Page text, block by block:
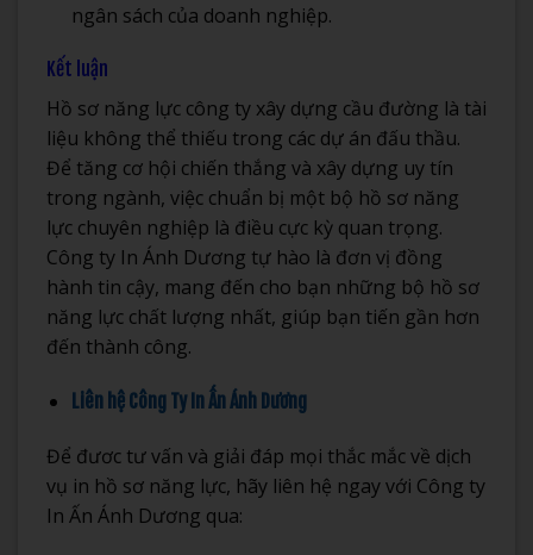
ngân sách của doanh nghiệp.
Kết luận
Hồ sơ năng lực công ty xây dựng cầu đường là tài
liệu không thể thiếu trong các dự án đấu thầu.
Để tăng cơ hội chiến thắng và xây dựng uy tín
trong ngành, việc chuẩn bị một bộ hồ sơ năng
lực chuyên nghiệp là điều cực kỳ quan trọng.
Công ty In Ánh Dương tự hào là đơn vị đồng
hành tin cậy, mang đến cho bạn những bộ hồ sơ
năng lực chất lượng nhất, giúp bạn tiến gần hơn
đến thành công.
Liên hệ Công Ty In Ấn Ánh Dương
Để đươc tư vấn và giải đáp mọi thắc mắc về dịch
vụ in hồ sơ năng lực, hãy liên hệ ngay với Công ty
In Ấn Ánh Dương qua: